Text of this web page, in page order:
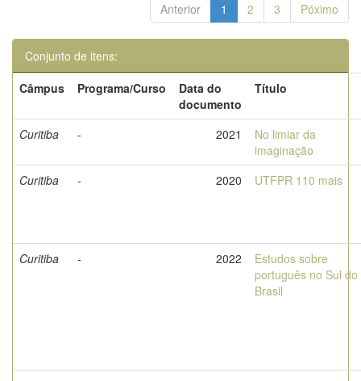
Anterior 1 2 3 Póximo
Conjunto de itens:
Câmpus
Programa/Curso
Data do
documento
Título
Curitiba - 2021
No limiar da
imaginação
Curitiba
- 2020 UTFPR 110 mais
Curitiba - 2022
Estudos sobre
português no Sul do
Brasil